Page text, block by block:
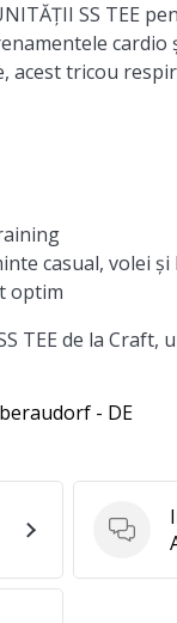
SS TEE
cardio
acest tricou
casual, volei și
optim
TEE de la
- DE